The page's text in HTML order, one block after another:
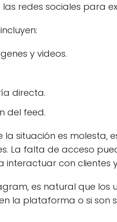
redes sociales para
y videos.
directa.
del feed.
la situación es molesta,
La falta de acceso
con clientes
es natural que los
la plataforma o si son